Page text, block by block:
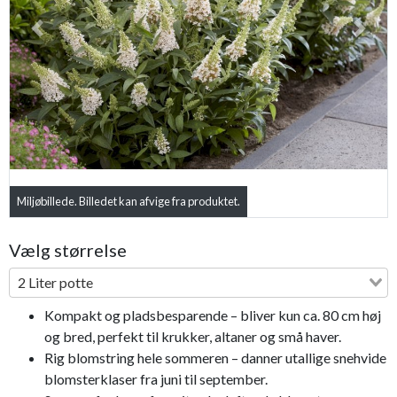
Miljøbillede. Billedet kan afvige fra produktet.
Previous Next
Vælg størrelse
2 Liter potte
Kompakt og pladsbesparende – bliver kun ca. 80 cm høj
og bred, perfekt til krukker, altaner og små haver.
Rig blomstring hele sommeren – danner utallige snehvide
blomsterklaser fra juni til september.